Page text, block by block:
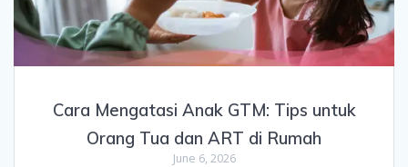
Cara Mengatasi Anak GTM: Tips untuk
Orang Tua dan ART di Rumah
June 6, 2026